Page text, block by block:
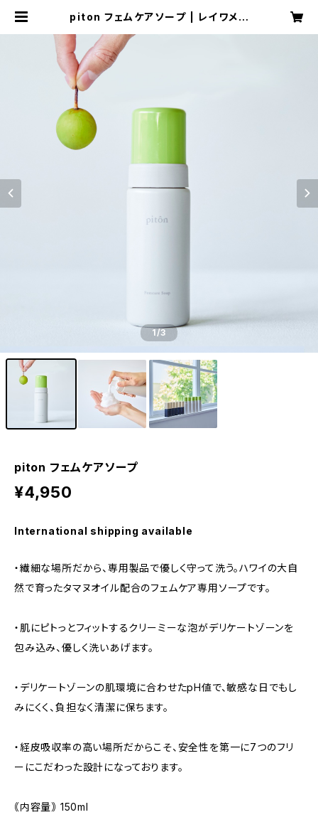
piton フェムケアソープ | レイワメデ
1/3
piton フェムケアソープ
¥4,950
International shipping available
・繊細な場所だから、専用製品で優しく守って洗う。ハワイの大自
然で育ったタマヌオイル配合のフェムケア専用ソープです。
・肌にピトっとフィットするクリーミーな泡がデリケートゾーンを
包み込み、優しく洗いあげます。
・デリケートゾーンの肌環境に合わせたpH値で、敏感な日でもし
みにくく、負担なく清潔に保ちます。
・経皮吸収率の高い場所だからこそ、安全性を第一に7つのフリ
ーにこだわった設計になっております。
｟内容量｠ 150ml